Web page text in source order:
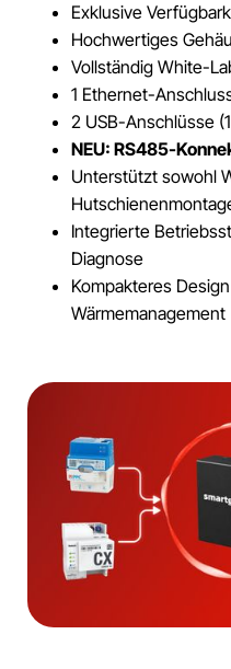
Exklusive
Hochwertiges
Vollständig White-
1 Ethernet-
2 USB-Anschlüsse
NEU: RS485-
Unterstützt sowohl
Integrierte
Diagnose
Kompakteres
Wärmemanagement